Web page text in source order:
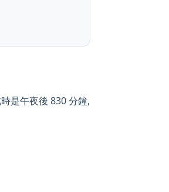
是午夜後 830 分鐘,